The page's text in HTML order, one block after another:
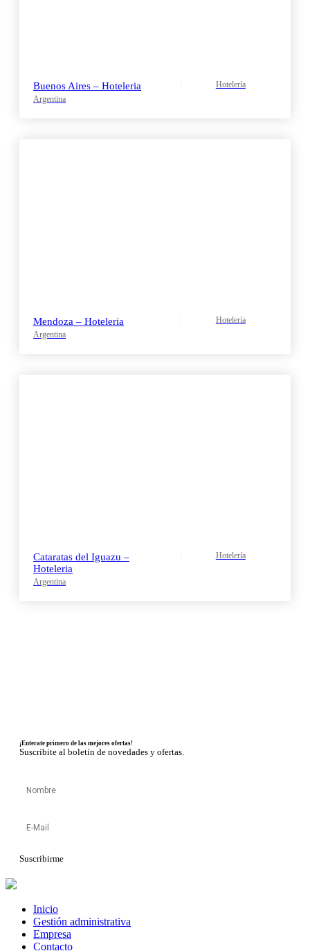
Buenos Aires – Hoteleria
Argentina
Hotelería
Mendoza – Hoteleria
Argentina
Hotelería
Cataratas del Iguazu –
Hoteleria
Argentina
Hotelería
¡Enterate primero de las mejores ofertas!
Suscribite al boletin de novedades y ofertas.
Suscribirme
Inicio
Gestión administrativa
Empresa
Contacto